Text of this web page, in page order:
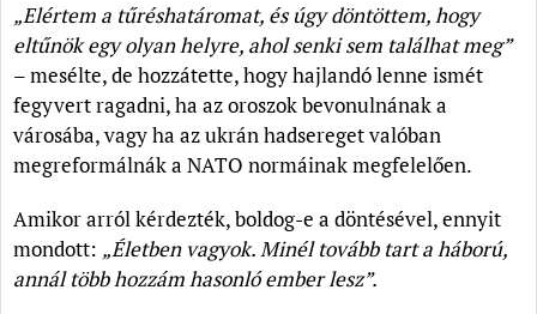
„Elértem a tűréshatáromat, és úgy döntöttem, hogy
eltűnök egy olyan helyre, ahol senki sem találhat meg”
– mesélte, de hozzátette, hogy hajlandó lenne ismét
fegyvert ragadni, ha az oroszok bevonulnának a
városába, vagy ha az ukrán hadsereget valóban
megreformálnák a NATO normáinak megfelelően.
Amikor arról kérdezték, boldog-e a döntésével, ennyit
mondott: „Életben vagyok. Minél tovább tart a háború,
annál több hozzám hasonló ember lesz”.